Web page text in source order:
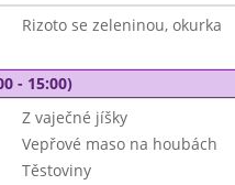
Rizoto se zeleninou, okurka
- 15:00)
Z vaječné jíšky
Vepřové maso na houbách
Těstoviny